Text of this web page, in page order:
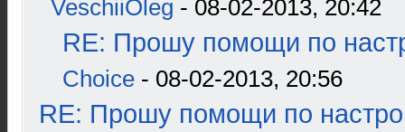
VeschiiOleg - 08-02-2013, 20:42
RE: Прошу помощи по
Choice - 08-02-2013, 20:56
RE: Прошу помощи по